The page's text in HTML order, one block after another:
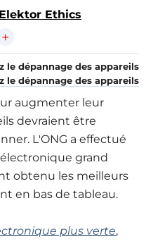
Elektor Ethics
+
le dépannage des appareils
augmenter leur
devraient être
L'ONG a effectué
grand
obtenu les meilleurs
en bas de tableau.
plus verte,